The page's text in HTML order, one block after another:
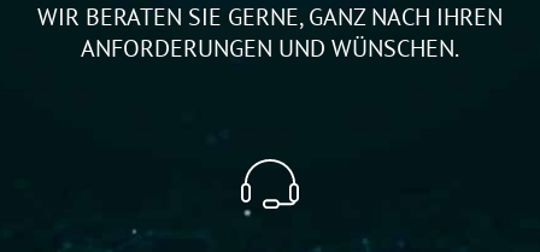
WIR BERATEN SIE GERNE, GANZ NACH IHREN
ANFORDERUNGEN UND WÜNSCHEN.